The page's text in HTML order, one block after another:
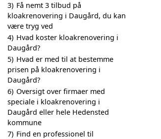
3) Få nemt 3 tilbud på
kloakrenovering i Daugård, du kan
være tryg ved
4) Hvad koster kloakrenovering i
Daugård?
5) Hvad er med til at bestemme
prisen på kloakrenovering i
Daugård?
6) Oversigt over firmaer med
speciale i kloakrenovering i
Daugård eller hele Hedensted
kommune
7) Find en professionel til